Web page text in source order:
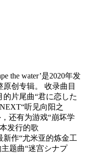
the water’是2020年发
原创专辑。 收录曲目
的片尾曲“君に恋した
听见向阳之
还有为游戏“崩坏学
发行的歌
新作“尤米亚的炼金工
题曲“迷宫シナプ